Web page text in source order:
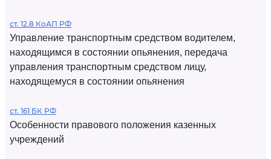
ст. 12.8 КоАП РФ
Управление транспортным средством водителем,
находящимся в состоянии опьянения, передача
управления транспортным средством лицу,
находящемуся в состоянии опьянения
ст. 161 БК РФ
Особенности правового положения казенных
учреждений